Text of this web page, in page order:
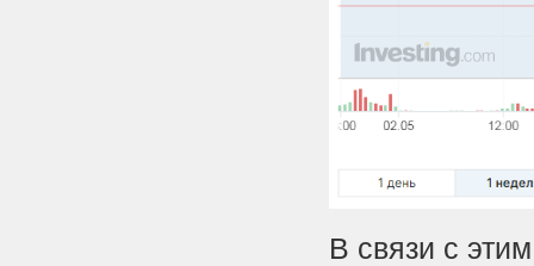
В связи с